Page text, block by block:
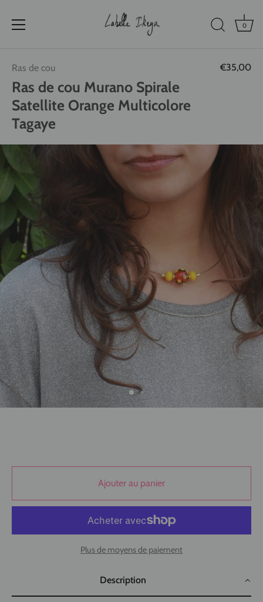
contenu
0
Ras de cou €35,00
Ras de cou Murano Spirale
Satellite Orange Multicolore
Tagaye
Ajouter au panier
Plus de moyens de paiement
Description